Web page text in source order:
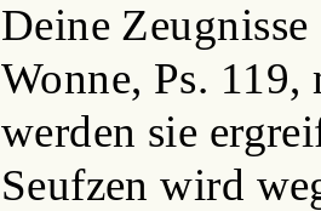
Deine
Wonne, Ps. 119,
werden sie
Seufzen wird